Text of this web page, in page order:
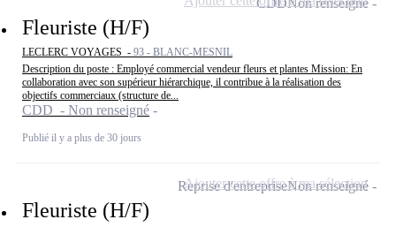
Fleuriste (H/F)
LECLERC VOYAGES - 93 - BLANC-MESNIL
Description du poste : Employé commercial vendeur fleurs et plantes Mission: En
collaboration avec son supérieur hiérarchique, il contribue à la réalisation des
objectifs commerciaux (structure de...
CDD - Non renseigné
Publié il y a plus de 30 jours
Fleuriste (H/F)
Reprise d'entrepriseNon renseigné
Ajouter cette offre à ma sélection